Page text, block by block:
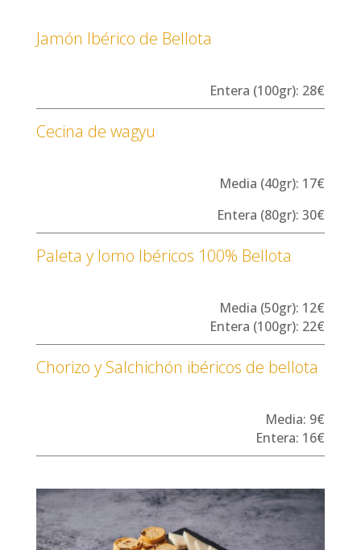
Jamón Ibérico de Bellota
Entera (100gr): 28€
Cecina de wagyu
Media (40gr): 17€
Entera (80gr): 30€
Paleta y lomo Ibéricos 100% Bellota
Media (50gr): 12€
Entera (100gr): 22€
Chorizo y Salchichón ibéricos de bellota
Media: 9€
Entera: 16€